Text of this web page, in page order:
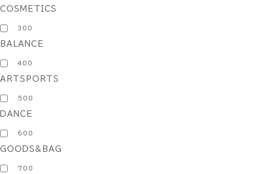
COSMETICS
300
BALANCE
400
ARTSPORTS
500
DANCE
600
GOODS&BAG
700